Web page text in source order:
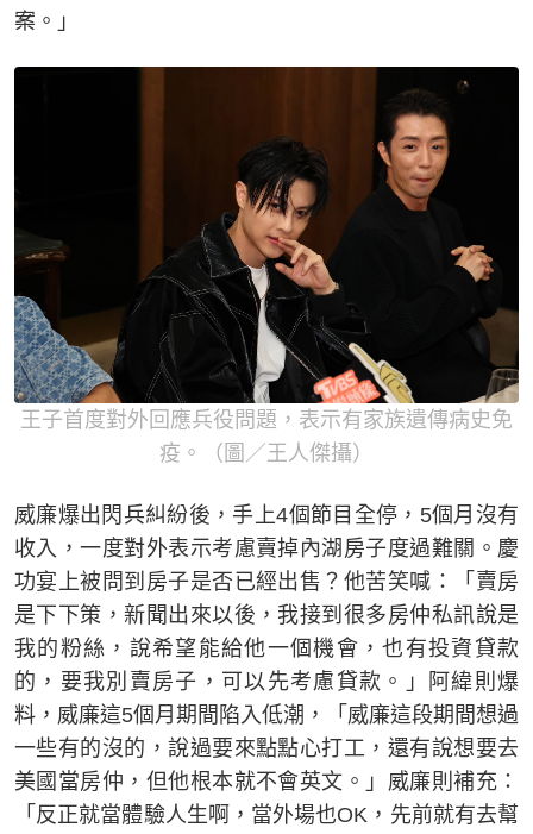
案。」
王子首度對外回應兵役問題，表示有家族遺傳病史免
疫。（圖／王人傑攝）
威廉爆出閃兵糾紛後，手上4個節目全停，5個月沒有
收入，一度對外表示考慮賣掉內湖房子度過難關。慶
功宴上被問到房子是否已經出售？他苦笑喊：「賣房
是下下策，新聞出來以後，我接到很多房仲私訊說是
我的粉絲，說希望能給他一個機會，也有投資貸款
的，要我別賣房子，可以先考慮貸款。」阿緯則爆
料，威廉這5個月期間陷入低潮，「威廉這段期間想過
一些有的沒的，說過要來點點心打工，還有說想要去
美國當房仲，但他根本就不會英文。」威廉則補充：
「反正就當體驗人生啊，當外場也OK，先前就有去幫